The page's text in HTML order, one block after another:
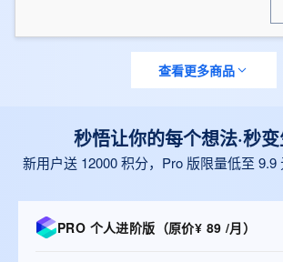
查看更多商品
秒悟让你的每个想法·秒
新用户送 12000 积分，Pro 版限量低至 9.9
PRO 个人进阶版（原价¥ 89 /月）